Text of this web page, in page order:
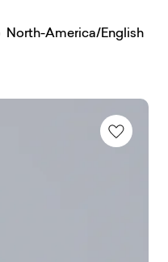
North-America/English